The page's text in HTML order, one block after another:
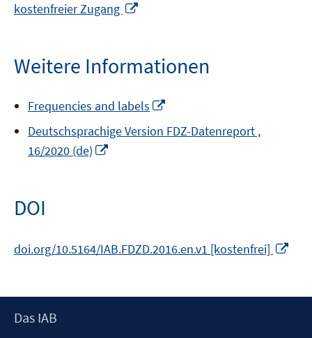
kostenfreier Zugang
öffnen
Weitere Informationen
Frequencies and labels
Fenster
Deutschsprachige Version FDZ-Datenreport ,
16/2020 (de)
DOI
doi.org/10.5164/IAB.FDZD.2016.en.v1 [kostenfrei]
Footer
Das IAB